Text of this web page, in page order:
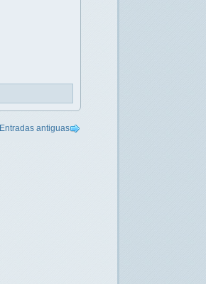
Entradas antiguas